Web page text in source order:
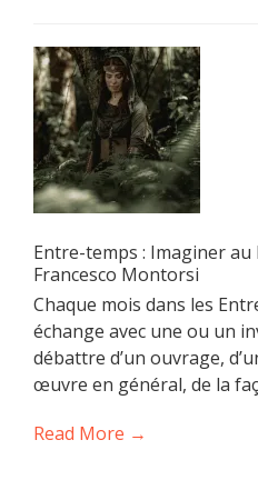
Entre-temps : Imaginer au
Francesco Montorsi
Chaque mois dans les
échange avec une ou un
débattre d’un ouvrage,
œuvre en général, de la
Read More →